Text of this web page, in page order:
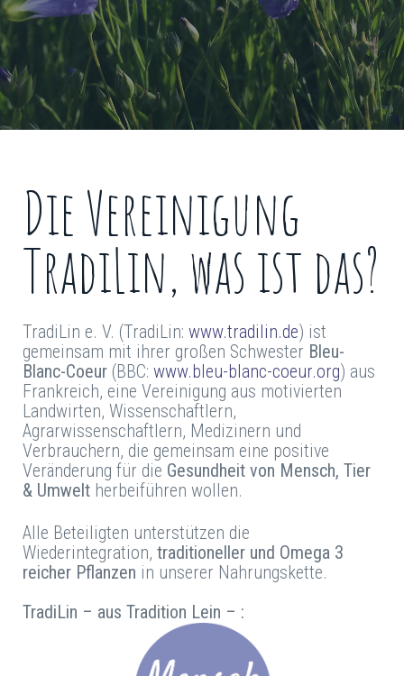
Die Vereinigung
TradiLin, was ist das?
TradiLin e. V. (TradiLin: www.tradilin.de) ist
gemeinsam mit ihrer großen Schwester Bleu-
Blanc-Coeur (BBC: www.bleu-blanc-coeur.org) aus
Frankreich, eine Vereinigung aus motivierten
Landwirten, Wissenschaftlern,
Agrarwissenschaftlern, Medizinern und
Verbrauchern, die gemeinsam eine positive
Veränderung für die Gesundheit von Mensch, Tier
& Umwelt herbeiführen wollen.
Alle Beteiligten unterstützen die
Wiederintegration, traditioneller und Omega 3
reicher Pflanzen in unserer Nahrungskette.
TradiLin – aus Tradition Lein – :